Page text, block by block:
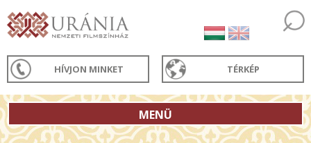
HÍVJON MINKET TÉRKÉP
MENÜ